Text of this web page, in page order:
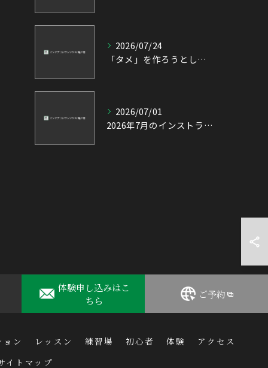
2026/07/24
「タメ」を作ろうとして飛ばないスイングになっている!? 飛距離アップに欠かせない右腕の使い方
2026/07/01
2026年7月のインストラクター出勤表
体験申し込みはこ
ちら
ご予約
ン レッスン 練習場 初心者 体験
アクセス
イトマップ